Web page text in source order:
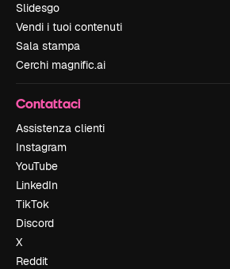
Slidesgo
Vendi i tuoi contenuti
Sala stampa
Cerchi magnific.ai
Contattaci
Assistenza clienti
Instagram
YouTube
LinkedIn
TikTok
Discord
X
Reddit